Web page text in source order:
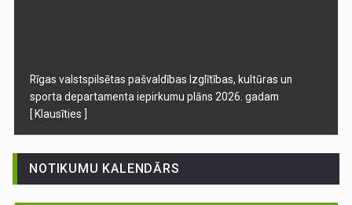
Rīgas valstspilsētas pašvaldības Izglītības, kultūras un
sporta departamenta iepirkumu plāns 2026. gadam
[ Klausīties ]
NOTIKUMU KALENDĀRS